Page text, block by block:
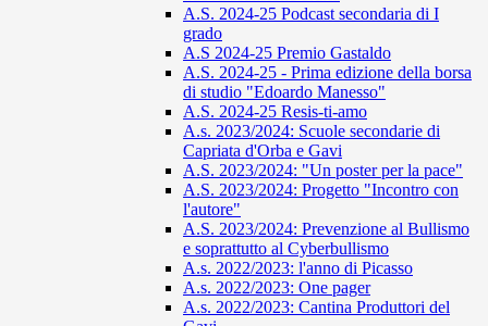
A.S. 2024-25 Podcast secondaria di I
grado
A.S 2024-25 Premio Gastaldo
A.S. 2024-25 - Prima edizione della borsa
di studio "Edoardo Manesso"
A.S. 2024-25 Resis-ti-amo
A.s. 2023/2024: Scuole secondarie di
Capriata d'Orba e Gavi
A.S. 2023/2024: "Un poster per la pace"
A.S. 2023/2024: Progetto "Incontro con
l'autore"
A.S. 2023/2024: Prevenzione al Bullismo
e soprattutto al Cyberbullismo
A.s. 2022/2023: l'anno di Picasso
A.s. 2022/2023: One pager
A.s. 2022/2023: Cantina Produttori del